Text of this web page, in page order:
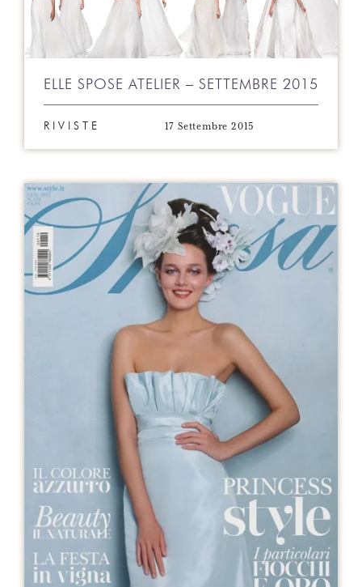
ELLE SPOSE ATELIER – SETTEMBRE 2015
RIVISTE 17 Settembre 2015